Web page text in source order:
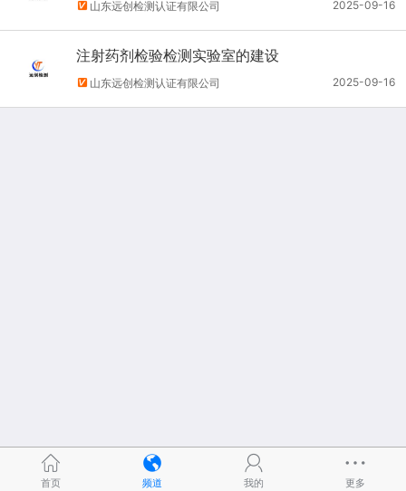
2025-09-16
山东远创检测认证有限公司
注射药剂检验检测实验室的建设
2025-09-16
山东远创检测认证有限公司
首页 频道 我的 更多